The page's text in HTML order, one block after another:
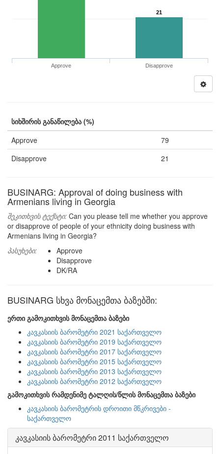
21
Approve Disapprove
სიხშირის განაწილება (%)
Approve
79
Disapprove
21
BUSINARG: Approval of doing business with
Armenians living in Georgia
შეკითხვის ტექსტი: Can you please tell me whether you approve
or disapprove of people of your ethnicity doing business with
Armenians living in Georgia?
პასუხები:
Approve
Disapprove
DK/RA
BUSINARG სხვა მონაცემთა ბაზებში:
ერთი გამოკითხვის მონაცემთა ბაზები
კავკასიის ბარომეტრი 2021 საქართველო
კავკასიის ბარომეტრი 2019 საქართველო
კავკასიის ბარომეტრი 2017 საქართველო
კავკასიის ბარომეტრი 2015 საქართველო
კავკასიის ბარომეტრი 2013 საქართველო
კავკასიის ბარომეტრი 2012 საქართველო
გამოკითხვის რამდენიმე ტალღის/წლის მონაცემთა ბაზები
კავკასიის ბარომეტრის დროითი მწკრივები -
საქართველო
კავკასიის ბარომეტრი 2011 საქართველო